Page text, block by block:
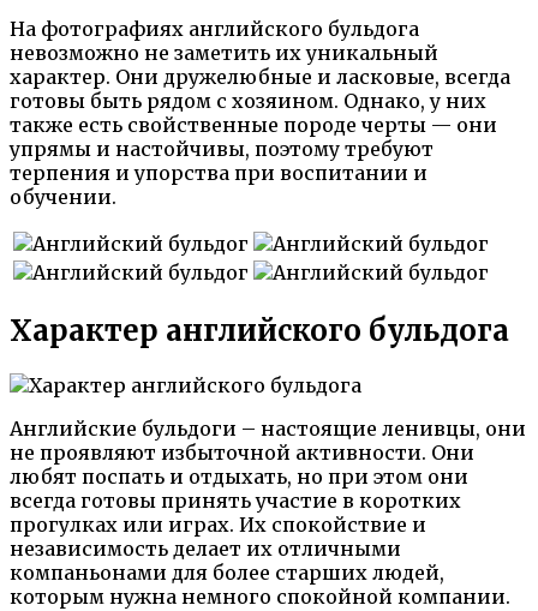
На фотографиях английского бульдога
невозможно не заметить их уникальный
характер. Они дружелюбные и ласковые, всегда
готовы быть рядом с хозяином. Однако, у них
также есть свойственные породе черты — они
упрямы и настойчивы, поэтому требуют
терпения и упорства при воспитании и
обучении.
Характер английского бульдога
Английские бульдоги – настоящие ленивцы, они
не проявляют избыточной активности. Они
любят поспать и отдыхать, но при этом они
всегда готовы принять участие в коротких
прогулках или играх. Их спокойствие и
независимость делает их отличными
компаньонами для более старших людей,
которым нужна немного спокойной компании.